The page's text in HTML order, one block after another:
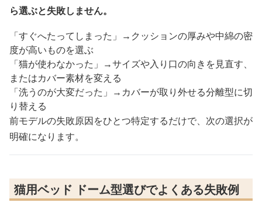
ら選ぶと失敗しません。
「すぐへたってしまった」→クッションの厚みや中綿の密
度が高いものを選ぶ
「猫が使わなかった」→サイズや入り口の向きを見直す、
またはカバー素材を変える
「洗うのが大変だった」→カバーが取り外せる分離型に切
り替える
前モデルの失敗原因をひとつ特定するだけで、次の選択が
明確になります。
猫用ベッド ドーム型選びでよくある失敗例